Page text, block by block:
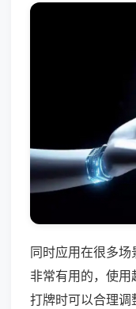
同时应用在很多
非常有用的，使
打牌时可以合理调